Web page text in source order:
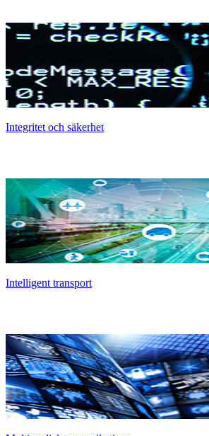
Integritet och säkerhet
Intelligent transport